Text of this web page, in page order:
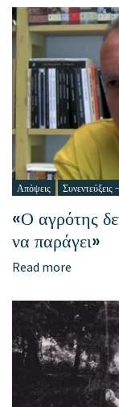
Απόψεις
«Ο αγρότης
να παράγει»
Read more